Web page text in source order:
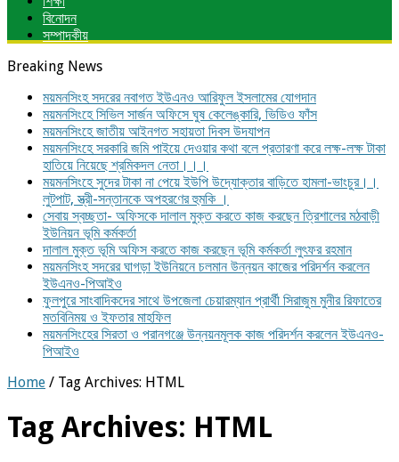
বিনোদন
সম্পাদকীয়
Breaking News
ময়মনসিংহ সদরের নবাগত ইউএনও আরিফুল ইসলামের যোগদান
ময়মনসিংহে সিভিল সার্জন অফিসে ঘুষ কেলেঙ্কারি, ভিডিও ফাঁস
ময়মনসিংহে জাতীয় আইনগত সহায়তা দিবস উদযাপন
ময়মনসিংহে সরকারি জমি পাইয়ে দেওয়ার কথা বলে প্রতারণা করে লক্ষ-লক্ষ টাকা
হাতিয়ে নিয়েছে শ্রমিকদল নেতা।।।
ময়মনসিংহে সুদের টাকা না পেয়ে ইউপি উদ্যোক্তার বাড়িতে হামলা-ভাংচুর।।
লুটপাট, স্ত্রী‌-সন্তানকে অপহরণের হুমকি ।
সেবায় স্বচ্ছতা- অফিসকে দালাল মুক্ত করতে কাজ করছেন ত্রিশালের মঠবাড়ী
ইউনিয়ন ভূমি কর্মকর্তা
দালাল মুক্ত ভূমি অফিস করতে কাজ করছেন ভূমি কর্মকর্তা লুৎফর রহমান
ময়মনসিংহ সদরের ঘাগড়া ইউনিয়নে চলমান উন্নয়ন কাজের পরিদর্শন করলেন
ইউএনও-পিআইও
ফুলপুরে সাংবাদিকদের সাথে উপজেলা চেয়ারম্যান প্রার্থী সিরাজুম মুনীর রিফাতের
মতবিনিময় ও ইফতার মাহফিল
ময়মনসিংহের সিরতা ও পরানগঞ্জে উন্নয়নমূলক কাজ পরিদর্শন করলেন ইউএনও-
পিআইও
Home / Tag Archives: HTML
Tag Archives: HTML